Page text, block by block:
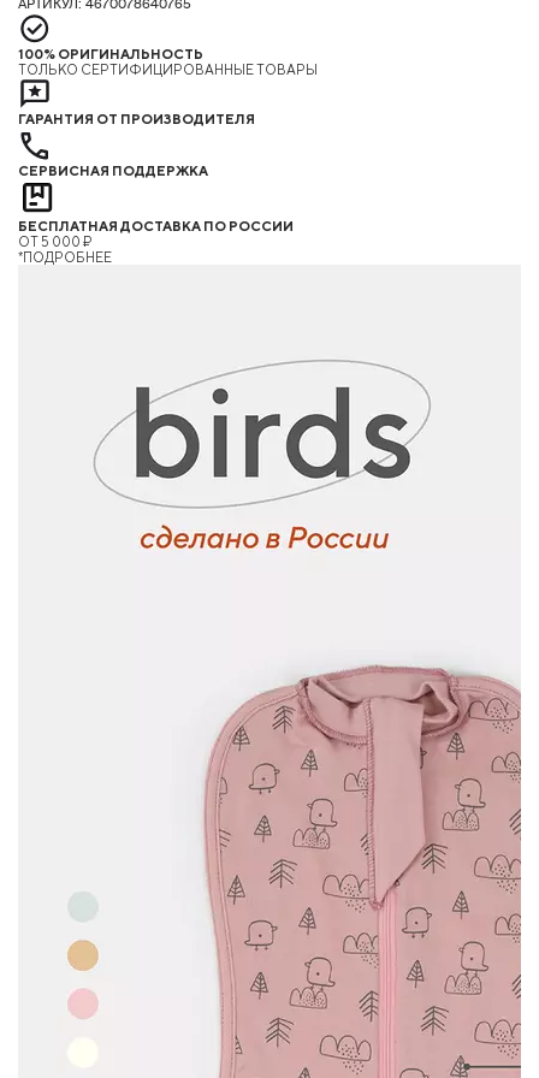
АРТИКУЛ: 4670078640765
100% ОРИГИНАЛЬНОСТЬ
ТОЛЬКО СЕРТИФИЦИРОВАННЫЕ ТОВАРЫ
ГАРАНТИЯ ОТ ПРОИЗВОДИТЕЛЯ
СЕРВИСНАЯ ПОДДЕРЖКА
БЕСПЛАТНАЯ ДОСТАВКА ПО РОССИИ
ОТ 5 000 ₽
*ПОДРОБНЕЕ